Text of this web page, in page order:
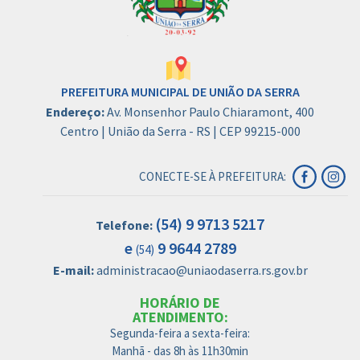
PREFEITURA MUNICIPAL DE UNIÃO DA SERRA
Endereço:Av. Monsenhor Paulo Chiaramont, 400
Centro | União da Serra - RS | CEP 99215-000
CONECTE-SE À PREFEITURA:
Telefone: (54) 9 9713 5217
e (54) 9 9644 2789
E-mail:administracao@uniaodaserra.rs.gov.br
HORÁRIO DE
ATENDIMENTO:
Segunda-feira a sexta-feira:
Manhã - das 8h às 11h30min